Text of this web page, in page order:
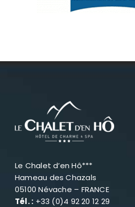
Le Chalet d’en Hô***
Hameau des Chazals
05100 Névache – FRANCE
Tél. : +33 (0)4 92 20 12 29